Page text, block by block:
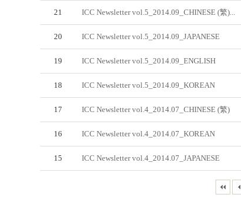
21 ICC Newsletter vol.5_2014.09_CHINESE (繁)...
20 ICC Newsletter vol.5_2014.09_JAPANESE
19 ICC Newsletter vol.5_2014.09_ENGLISH
18 ICC Newsletter vol.5_2014.09_KOREAN
17 ICC Newsletter vol.4_2014.07_CHINESE (繁)
16 ICC Newsletter vol.4_2014.07_KOREAN
15 ICC Newsletter vol.4_2014.07_JAPANESE